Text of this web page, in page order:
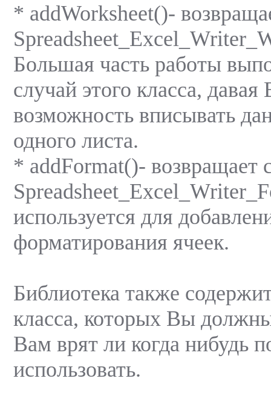
* addWorksheet()-
Большая часть работы
случай этого класса, давая
возможность вписывать
одного листа.
* addFormat()- возвращает
используется для
форматирования ячеек.
Библиотека также
класса, которыx Вы
Вам врят ли когда нибудь
использовать.